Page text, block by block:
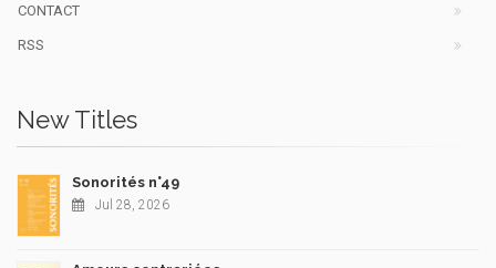
CONTACT
RSS
New Titles
Sonorités n°49
Jul 28, 2026